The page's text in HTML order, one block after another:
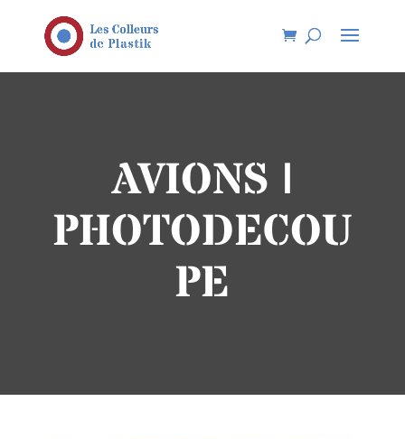
AVIONS |
PHOTODECOU
PE